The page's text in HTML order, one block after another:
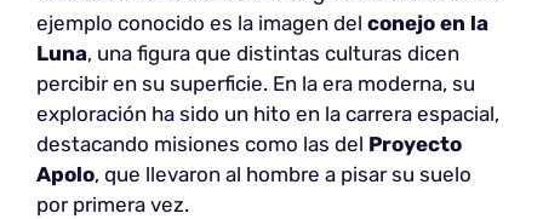
ejemplo conocido es la imagen del conejo en la
Luna, una figura que distintas culturas dicen
percibir en su superficie. En la era moderna, su
exploración ha sido un hito en la carrera espacial,
destacando misiones como las del Proyecto
Apolo, que llevaron al hombre a pisar su suelo
por primera vez.